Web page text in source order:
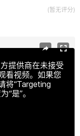
(暂无评分)
提供商在未接受
看视频。如果您
将“Targeting
“是”。